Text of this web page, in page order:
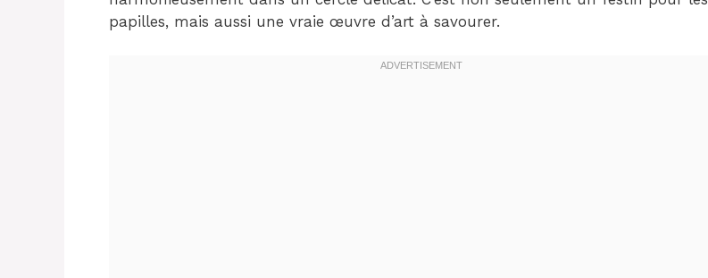
papilles, mais aussi une vraie œuvre d’art à savourer.